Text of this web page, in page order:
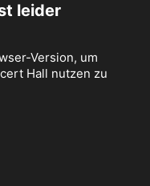
leider
Version, um
Hall nutzen zu